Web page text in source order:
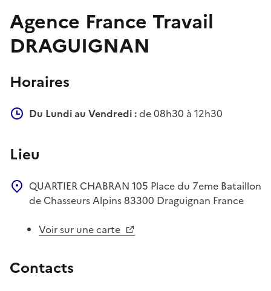
Agence France Travail
DRAGUIGNAN
Horaires
Du Lundi au Vendredi :de 08h30 à 12h30
Lieu
QUARTIER CHABRAN 105 Place du 7eme Bataillon
de Chasseurs Alpins83300 Draguignan France
Voir sur une carte
Contacts